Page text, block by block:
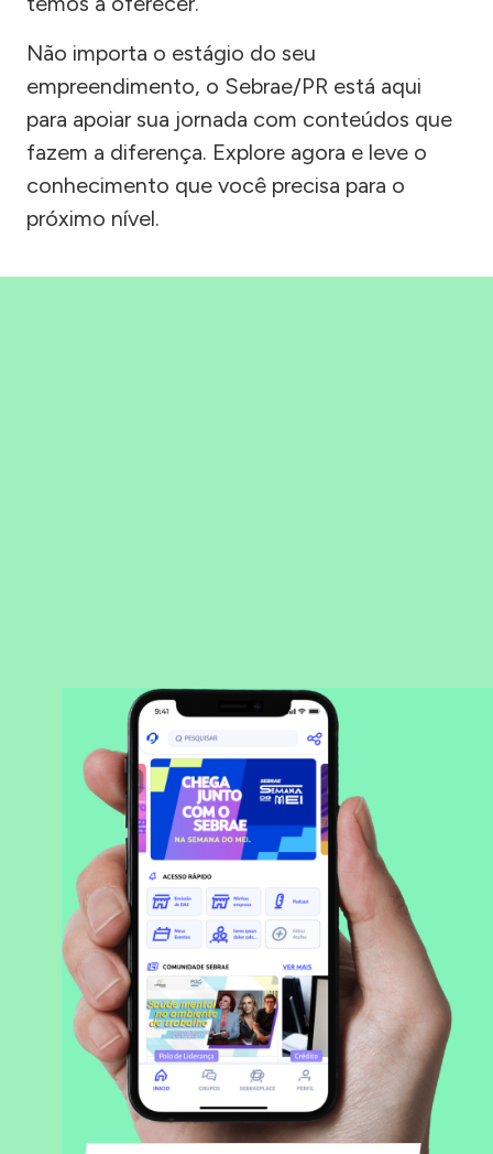
Não importa o estágio do seu
empreendimento, o Sebrae/PR está aqui
para apoiar sua jornada com conteúdos que
fazem a diferença. Explore agora e leve o
conhecimento que você precisa para o
próximo nível.